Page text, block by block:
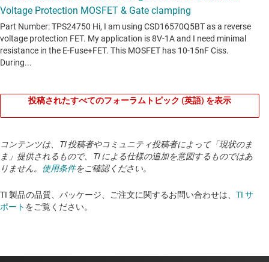
投稿されたすべてのフォーラムトピック (英語) を表示
コンテンツは、TI 投稿者やコミュニティ投稿者によって「現状のま
ま」提供されるもので、TI による仕様の追加を意図するものではあ
りません。 使用条件をご確認ください。
TI 製品の品質、パッケージ、ご注文に関するお問い合わせは、 TI サ
ポート をご覧ください。